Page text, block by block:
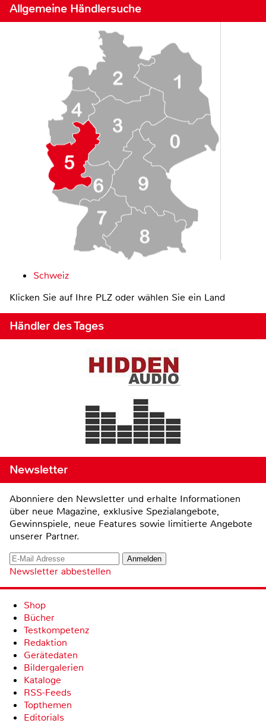
Allgemeine Händlersuche
Schweiz
Klicken Sie auf Ihre PLZ oder wählen Sie ein Land
Händler des Tages
Newsletter
Abonniere den Newsletter und erhalte Informationen
über neue Magazine, exklusive Spezialangebote,
Gewinnspiele, neue Features sowie limitierte Angebote
unserer Partner.
Newsletter abbestellen
Shop
Bücher
Testkompetenz
Redaktion
Gerätedaten
Bildergalerien
Kataloge
RSS-Feeds
Topthemen
Editorials